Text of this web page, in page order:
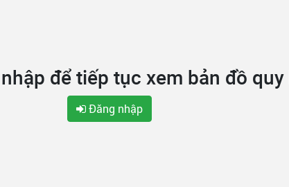
để tiếp tục xem bản đồ
Đăng nhập